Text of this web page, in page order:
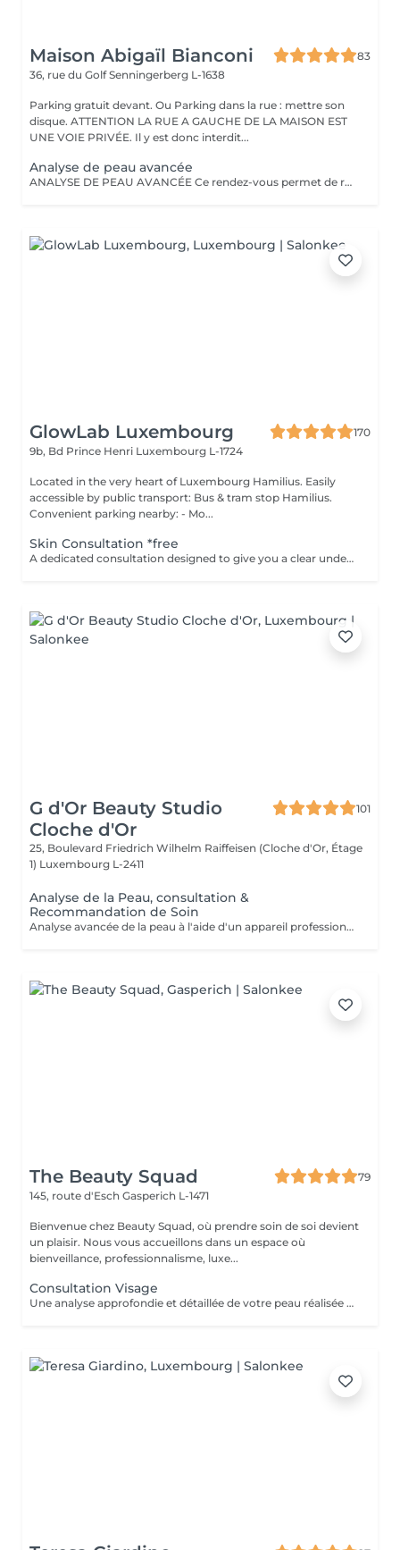
Maison Abigaïl Bianconi
83
36, rue du GolfSenningerberg L-1638
Parking gratuit devant. Ou Parking dans la rue : mettre son
disque. ATTENTION LA RUE A GAUCHE DE LA MAISON EST
UNE VOIE PRIVÉE. Il y est donc interdit...
Analyse de peau avancée
ANALYSE DE PEAU AVANCÉE Ce rendez-vous permet de réaliser une analyse approfondie de la peau, combinant expertise professionnelle et diagnostic assisté par technologie. Grâce à cet outil d'analyse, il est possible d'observer avec précision l'état réel de la peau et d'identifier différentes problématiques : déshydratation, sensibilité, imperfections, pores dilatés, taches pigmentaires, dommages liés aux UV ou premiers signes de l'âge. Cette approche permet d'aller au-delà de l'observation classique et d'établir un diagnostic fiable et précis. À l'issue de ce rendez-vous, une prise en charge personnalisée est proposée afin d'orienter vers les soins ou protocoles les plus adaptés. Un rendez-vous essentiel pour mieux comprendre sa peau et mettre en place une stratégie de soin ciblée, cohérente et efficace. DÉDUCTIBLE LORS DE LA MISE EN PLACE D'UN PROTOCOLE ou POUR L'ACHAT DE PRODUITS ADAPTÉS (à partir de 3 produits.)
GlowLab Luxembourg
170
9b, Bd Prince Henri Luxembourg L-1724
Located in the very heart of Luxembourg Hamilius. Easily
accessible by public transport: Bus & tram stop Hamilius.
Convenient parking nearby: - Mo...
Skin Consultation *free
A dedicated consultation designed to give you a clear understanding of your skin and how to treat it effectively. During your visit we: - assess your skin condition - identify key concerns - discuss your goals - review your current skincare routine - recommend products and treatments tailored specifically to your skin This is a space to ask questions, gain clarity, and build a plan that feels right without pressure or obligation. Clear guidance. Honest recommendations. A plan you can trust. Start your GLOW journey with us.
G d'Or Beauty Studio
Cloche d'Or
101
25, Boulevard Friedrich Wilhelm Raiffeisen (Cloche d'Or, Étage
1) Luxembourg L-2411
Analyse de la Peau, consultation &
Recommandation de Soin
Analyse avancée de la peau à l'aide d'un appareil professionnel (Skin Analyzer), suivie d'une consultation personnalisée et d'une recommandation de soin adaptée aux besoins de la peau.
The Beauty Squad
79
145, route d'Esch Gasperich L-1471
Bienvenue chez Beauty Squad, où prendre soin de soi devient
un plaisir. Nous vous accueillons dans un espace où
bienveillance, professionnalisme, luxe...
Consultation Visage
Une analyse approfondie et détaillée de votre peau réalisée grâce à la technologie Eve M afin de vous assurer un traitement sur mesure.